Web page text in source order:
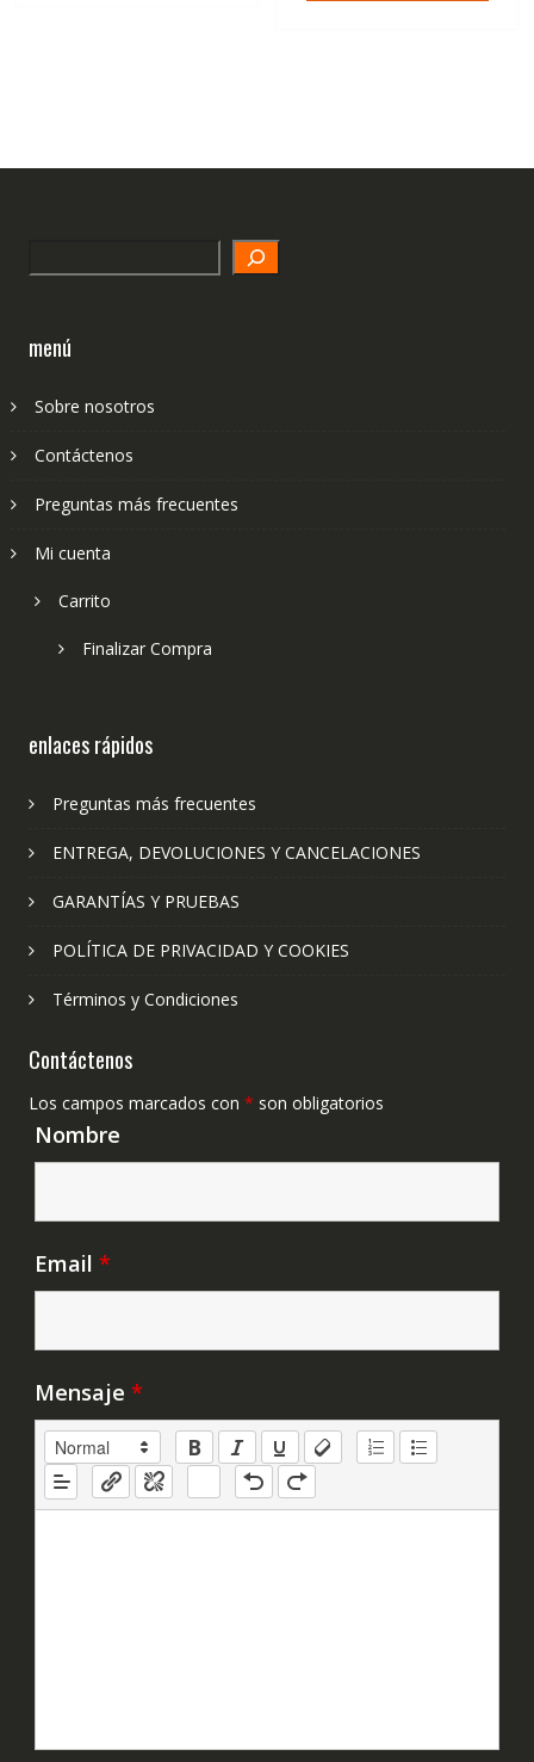
menú
Sobre nosotros
Contáctenos
Preguntas más frecuentes
Mi cuenta
Carrito
Finalizar Compra
enlaces rápidos
Preguntas más frecuentes
ENTREGA, DEVOLUCIONES Y CANCELACIONES
GARANTÍAS Y PRUEBAS
POLÍTICA DE PRIVACIDAD Y COOKIES
Términos y Condiciones
Contáctenos
Los campos marcados con * son obligatorios
Nombre
Email *
Mensaje *